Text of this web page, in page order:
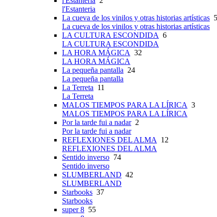
l'Estanteria
La cueva de los vinilos y otras historias artísticas
La cueva de los vinilos y otras historias artísticas
LA CULTURA ESCONDIDA 6
LA CULTURA ESCONDIDA
LA HORA MÁGICA 32
LA HORA MÁGICA
La pequeña pantalla 24
La pequeña pantalla
La Terreta 11
La Terreta
MALOS TIEMPOS PARA LA LÍRICA 3
MALOS TIEMPOS PARA LA LÍRICA
Por la tarde fui a nadar2
Por la tarde fui a nadar
REFLEXIONES DEL ALMA 12
REFLEXIONES DEL ALMA
Sentido inverso 74
Sentido inverso
SLUMBERLAND 42
SLUMBERLAND
Starbooks 37
Starbooks
super 8 55